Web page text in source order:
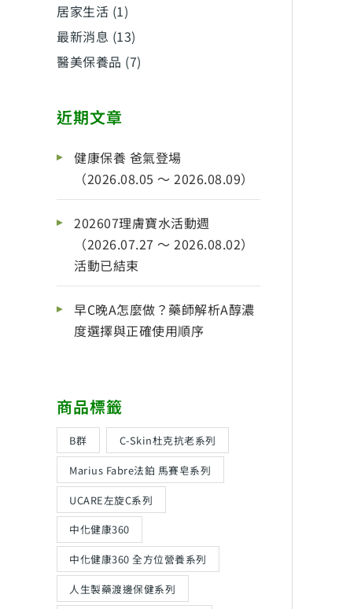
居家生活 (1)
最新消息 (13)
醫美保養品 (7)
近期文章
健康保養 爸氣登場
（2026.08.05 ～ 2026.08.09）
202607理膚寶水活動週
（2026.07.27 ～ 2026.08.02）
活動已結束
早C晚A怎麼做？藥師解析A醇濃
度選擇與正確使用順序
商品標籤
B群
C-Skin杜克抗老系列
Marius Fabre法鉑 馬賽皂系列
UCARE左旋C系列
中化健康360
中化健康360 全方位營養系列
人生製藥渡邊保健系列